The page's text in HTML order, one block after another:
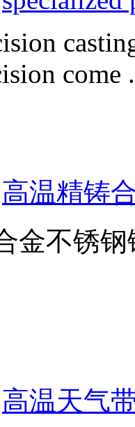
come
高温精铸
金不锈
高温天气